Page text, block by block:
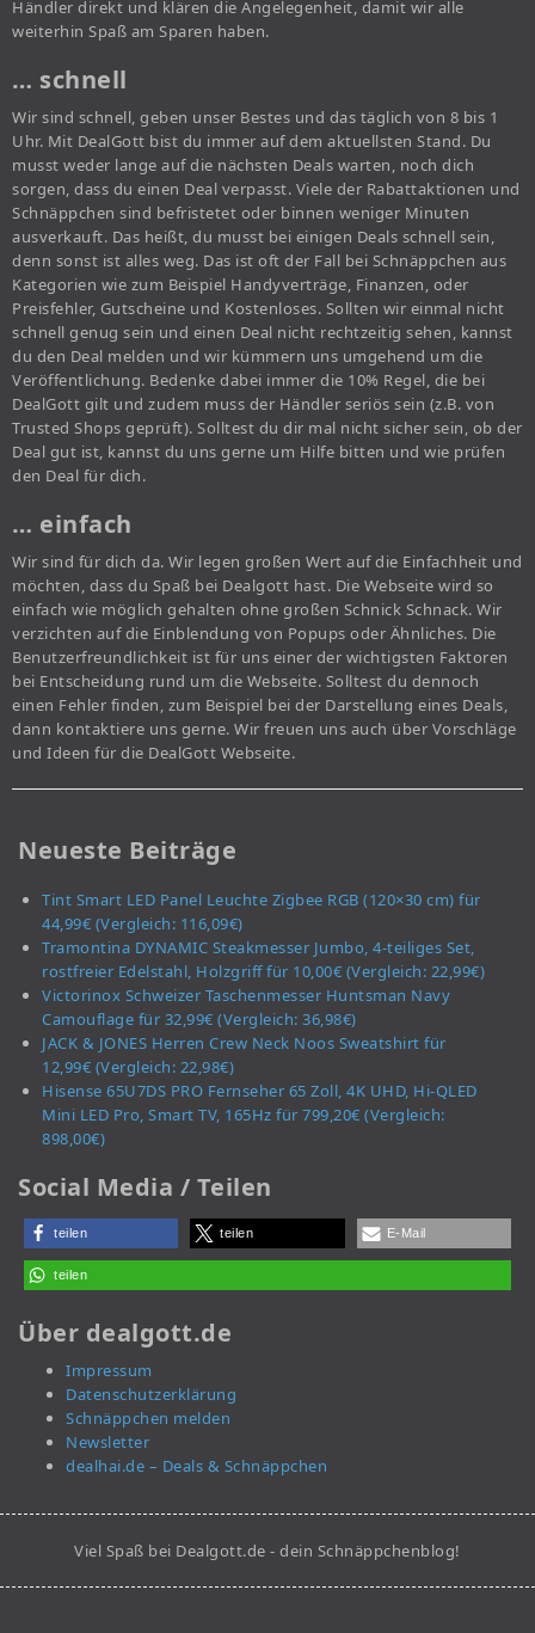
Händler direkt und klären die Angelegenheit, damit wir alle
weiterhin Spaß am Sparen haben.
… schnell
Wir sind schnell, geben unser Bestes und das täglich von 8 bis 1
Uhr. Mit DealGott bist du immer auf dem aktuellsten Stand. Du
musst weder lange auf die nächsten Deals warten, noch dich
sorgen, dass du einen Deal verpasst. Viele der Rabattaktionen und
Schnäppchen sind befristetet oder binnen weniger Minuten
ausverkauft. Das heißt, du musst bei einigen Deals schnell sein,
denn sonst ist alles weg. Das ist oft der Fall bei Schnäppchen aus
Kategorien wie zum Beispiel Handyverträge, Finanzen, oder
Preisfehler, Gutscheine und Kostenloses. Sollten wir einmal nicht
schnell genug sein und einen Deal nicht rechtzeitig sehen, kannst
du den Deal melden und wir kümmern uns umgehend um die
Veröffentlichung. Bedenke dabei immer die 10% Regel, die bei
DealGott gilt und zudem muss der Händler seriös sein (z.B. von
Trusted Shops geprüft). Solltest du dir mal nicht sicher sein, ob der
Deal gut ist, kannst du uns gerne um Hilfe bitten und wie prüfen
den Deal für dich.
… einfach
Wir sind für dich da. Wir legen großen Wert auf die Einfachheit und
möchten, dass du Spaß bei Dealgott hast. Die Webseite wird so
einfach wie möglich gehalten ohne großen Schnick Schnack. Wir
verzichten auf die Einblendung von Popups oder Ähnliches. Die
Benutzerfreundlichkeit ist für uns einer der wichtigsten Faktoren
bei Entscheidung rund um die Webseite. Solltest du dennoch
einen Fehler finden, zum Beispiel bei der Darstellung eines Deals,
dann kontaktiere uns gerne. Wir freuen uns auch über Vorschläge
und Ideen für die DealGott Webseite.
Neueste Beiträge
Tint Smart LED Panel Leuchte Zigbee RGB (120×30 cm) für
44,99€ (Vergleich: 116,09€)
Tramontina DYNAMIC Steakmesser Jumbo, 4-teiliges Set,
rostfreier Edelstahl, Holzgriff für 10,00€ (Vergleich: 22,99€)
Victorinox Schweizer Taschenmesser Huntsman Navy
Camouflage für 32,99€ (Vergleich: 36,98€)
JACK & JONES Herren Crew Neck Noos Sweatshirt für
12,99€ (Vergleich: 22,98€)
Hisense 65U7DS PRO Fernseher 65 Zoll, 4K UHD, Hi-QLED
Mini LED Pro, Smart TV, 165Hz für 799,20€ (Vergleich:
898,00€)
Social Media / Teilen
teilen teilen E-Mail
teilen
Über dealgott.de
Impressum
Datenschutzerklärung
Schnäppchen melden
Newsletter
dealhai.de – Deals & Schnäppchen
Viel Spaß bei Dealgott.de - dein Schnäppchenblog!